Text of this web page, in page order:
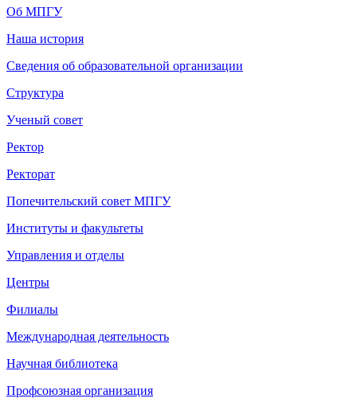
Об МПГУ
Наша история
Сведения об образовательной организации
Структура
Ученый совет
Ректор
Ректорат
Попечительский совет МПГУ
Институты и факультеты
Управления и отделы
Центры
Филиалы
Международная деятельность
Научная библиотека
Профсоюзная организация